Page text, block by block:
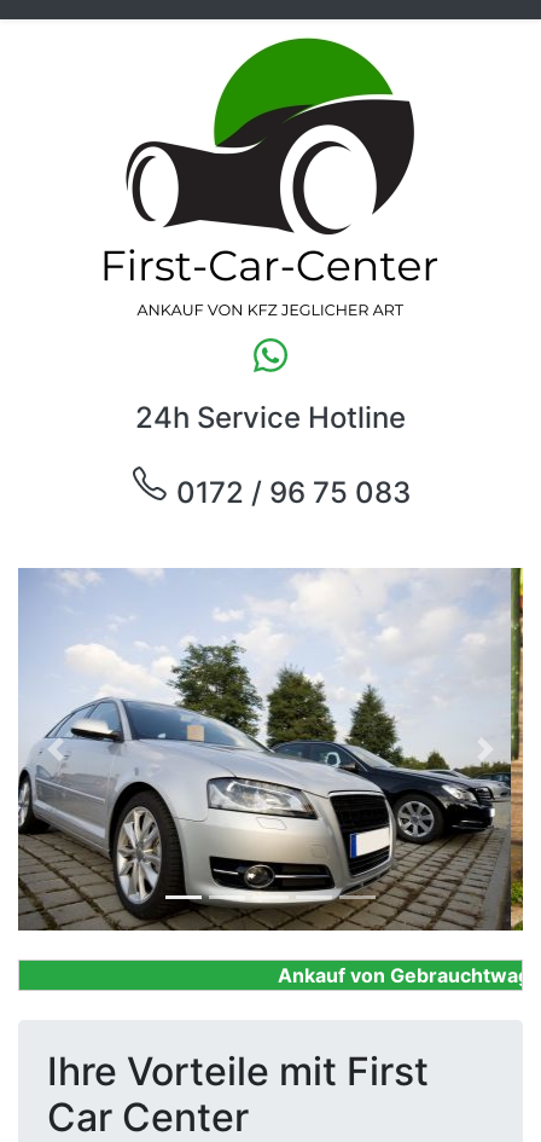
24h Service Hotline
0172 / 96 75 083
Previous Next
Ankauf von
Ihre Vorteile mit First
Car Center